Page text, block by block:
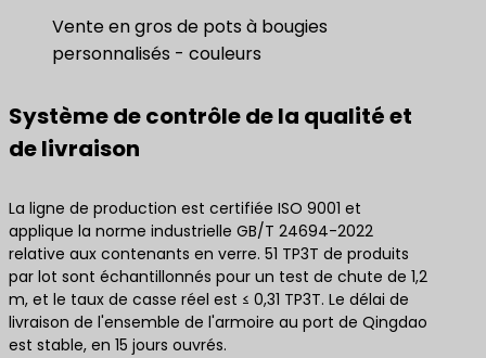
Vente en gros de pots à bougies
personnalisés - couleurs
Système de contrôle de la qualité et
de livraison
La ligne de production est certifiée ISO 9001 et
applique la norme industrielle GB/T 24694-2022
relative aux contenants en verre. 51 TP3T de produits
par lot sont échantillonnés pour un test de chute de 1,2
m, et le taux de casse réel est ≤ 0,31 TP3T. Le délai de
livraison de l'ensemble de l'armoire au port de Qingdao
est stable, en 15 jours ouvrés.